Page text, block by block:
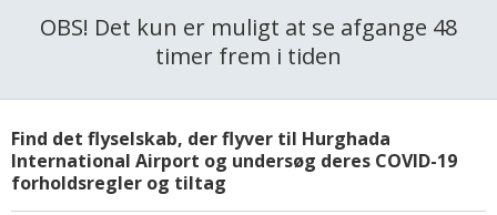
OBS! Det kun er muligt at se afgange 48
timer frem i tiden
Find det flyselskab, der flyver til Hurghada
International Airport og undersøg deres COVID-19
forholdsregler og tiltag